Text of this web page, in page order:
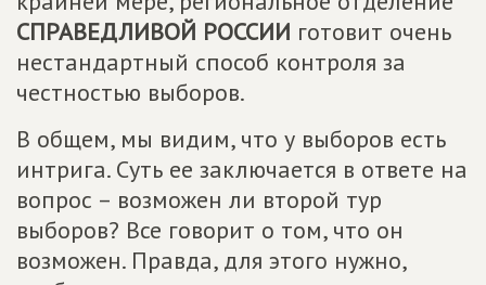
СПРАВЕДЛИВОЙ РОССИИ готовит очень
нестандартный способ контроля за
честностью выборов.
В общем, мы видим, что у выборов есть
интрига. Суть ее заключается в ответе на
вопрос – возможен ли второй тур
выборов? Все говорит о том, что он
возможен. Правда, для этого нужно,